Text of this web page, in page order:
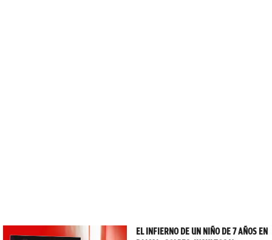
EL INFIERNO DE UN NIÑO DE 7 AÑOS EN